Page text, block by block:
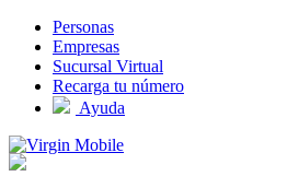
Pasar al contenido principal
Personas
Empresas
Sucursal Virtual
Recarga tu número
Ayuda